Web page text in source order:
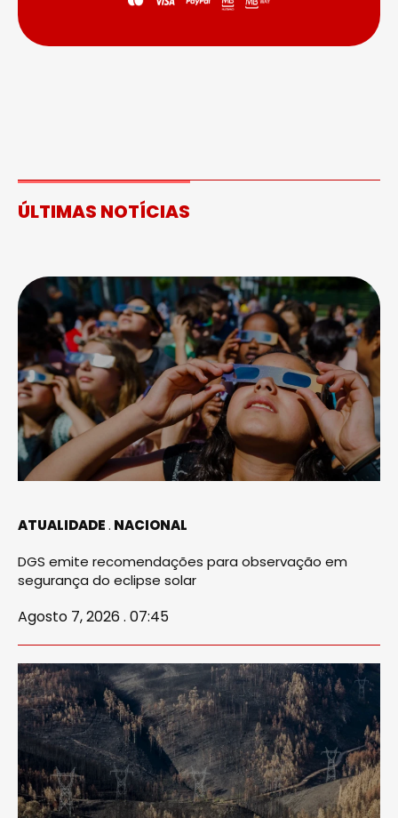
ÚLTIMAS NOTÍCIAS
ATUALIDADE NACIONAL
DGS emite recomendações para observação em
segurança do eclipse solar
Agosto 7, 2026 . 07:45